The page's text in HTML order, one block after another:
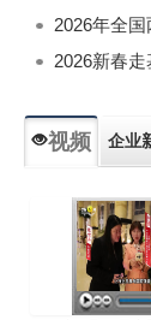
2026年全
2026新春走
视频 企业